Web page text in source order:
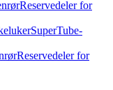
Reservedeler for
SuperTube-
Reservedeler for